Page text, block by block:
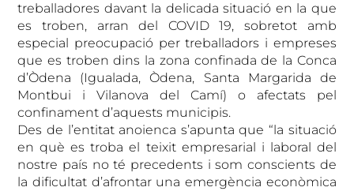
treballadores davant la delicada situació en la que
es troben, arran del COVID 19, sobretot amb
especial preocupació per treballadors i empreses
que es troben dins la zona confinada de la Conca
d’Òdena (Igualada, Òdena, Santa Margarida de
Montbui i Vilanova del Camí) o afectats pel
confinament d’aquests municipis.
Des de l’entitat anoienca s’apunta que “la situació
en què es troba el teixit empresarial i laboral del
nostre país no té precedents i som conscients de
la dificultat d’afrontar una emergència econòmica